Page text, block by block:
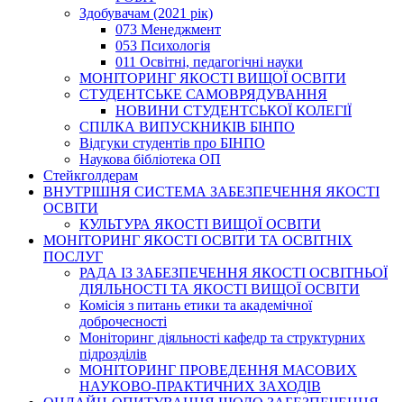
Здобувачам (2021 рік)
073 Менеджмент
053 Психологія
011 Освітні, педагогічні науки
МОНІТОРИНГ ЯКОСТІ ВИЩОЇ ОСВІТИ
СТУДЕНТСЬКЕ САМОВРЯДУВАННЯ
НОВИНИ СТУДЕНТСЬКОЇ КОЛЕГІЇ
СПІЛКА ВИПУСКНИКІВ БІНПО
Відгуки студентів про БІНПО
Наукова бібліотека ОП
Стейкголдерам
ВНУТРІШНЯ СИСТЕМА ЗАБЕЗПЕЧЕННЯ ЯКОСТІ
ОСВІТИ
КУЛЬТУРА ЯКОСТІ ВИЩОЇ ОСВІТИ
МОНІТОРИНГ ЯКОСТІ ОСВІТИ ТА ОСВІТНІХ
ПОСЛУГ
РАДА ІЗ ЗАБЕЗПЕЧЕННЯ ЯКОСТІ ОСВІТНЬОЇ
ДІЯЛЬНОСТІ ТА ЯКОСТІ ВИЩОЇ ОСВІТИ
Комісія з питань етики та академічної
доброчесності
Моніторинг діяльності кафедр та структурних
підрозділів
МОНІТОРИНГ ПРОВЕДЕННЯ МАСОВИХ
НАУКОВО-ПРАКТИЧНИХ ЗАХОДІВ